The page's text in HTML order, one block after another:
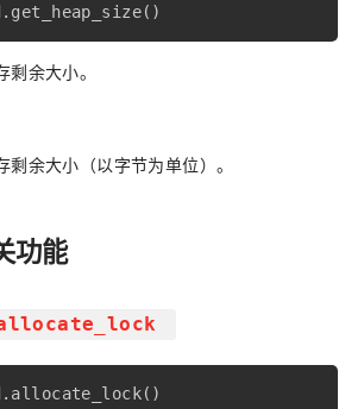
. get_heap_size( )
余大小。
余大小（以字节为单位）。
功能
. allocate_lock( )